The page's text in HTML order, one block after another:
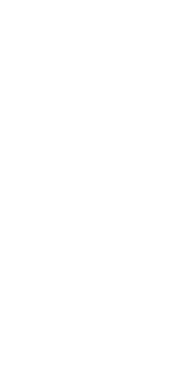
Contenu
à naviguer dans
liseuses (Kindle,
et faire la promotion
ou non). Vous
savoir plus en lisant